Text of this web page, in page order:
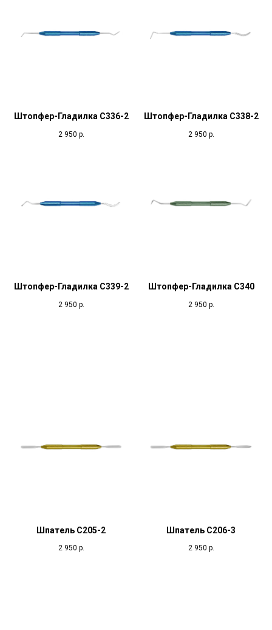
Штопфер-Гладилка С336-2
2 950 р.
Штопфер-Гладилка С338-2
2 950 р.
Штопфер-Гладилка С339-2
2 950 р.
Штопфер-Гладилка С340
2 950 р.
Шпатель С205-2
2 950 р.
Шпатель С206-3
2 950 р.